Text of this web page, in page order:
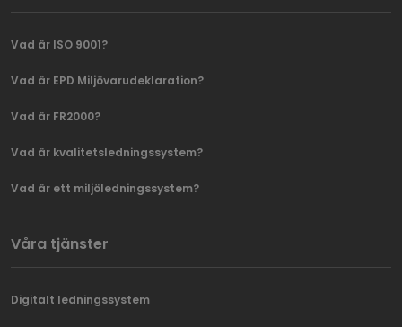
Vad är ISO 9001?
Vad är EPD Miljövarudeklaration?
Vad är FR2000?
Vad är kvalitetsledningssystem?
Vad är ett miljöledningssystem?
Våra tjänster
Digitalt ledningssystem